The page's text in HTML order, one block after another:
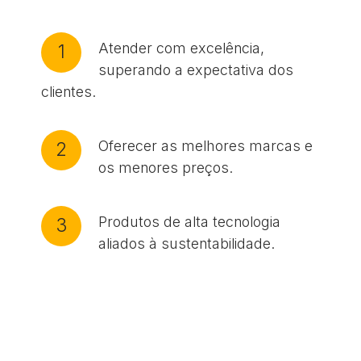
1
Atender com excelência,
superando a expectativa dos
clientes.
2
Oferecer as melhores marcas e
os menores preços.
3
Produtos de alta tecnologia
aliados à sustentabilidade.